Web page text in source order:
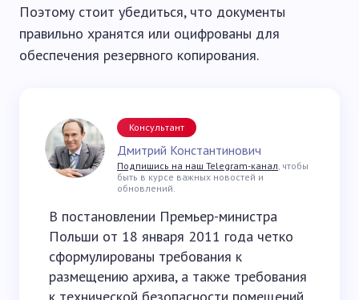
Поэтому стоит убедиться, что документы
правильно хранятся или оцифрованы для
обеспечения резервного копирования.
Консультант
Дмитрий Константинович
Подпишись на наш Telegram-канал, чтобы
быть в курсе важных новостей и
обновлений.
В постановлении Премьер-министра
Польши от 18 января 2011 года четко
сформулированы требования к
размещению архива, а также требования